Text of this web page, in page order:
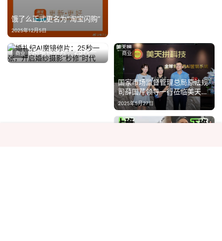
饿了么正式更名为“淘宝闪购”
2025年12月5日
婚礼纪AI魔镜修片：25秒一
张，开启婚纱摄影“秒修”时代
2025年3月6日
商业
国家市场监督管理总局原法规
司薛国芹领导一行莅临美天拼
集团考察调研
2025年5月27日
商业